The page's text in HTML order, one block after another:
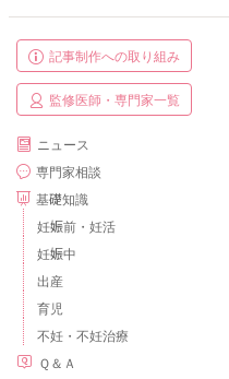
記事制作への取り組み
監修医師・専門家一覧
ニュース
専門家相談
基礎知識
妊娠前・妊活
妊娠中
出産
育児
不妊・不妊治療
Ｑ＆Ａ